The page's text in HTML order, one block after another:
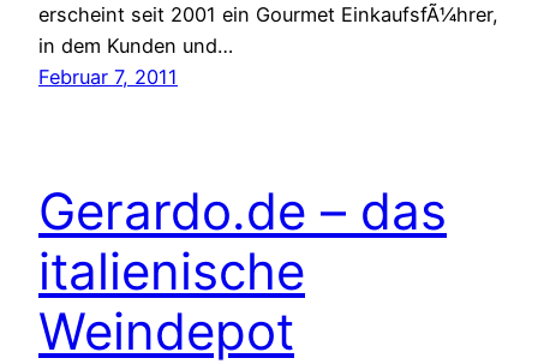
erscheint seit 2001 ein Gourmet EinkaufsfÃ¼hrer,
in dem Kunden und…
Februar 7, 2011
Gerardo.de – das
italienische
Weindepot